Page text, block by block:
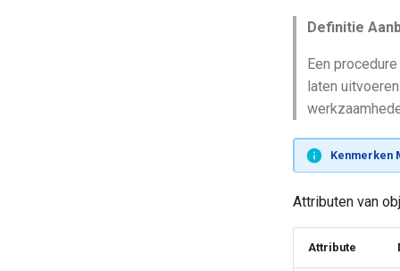
Definitie
Een
laten
Kenmerken
Attributen van
Attribute